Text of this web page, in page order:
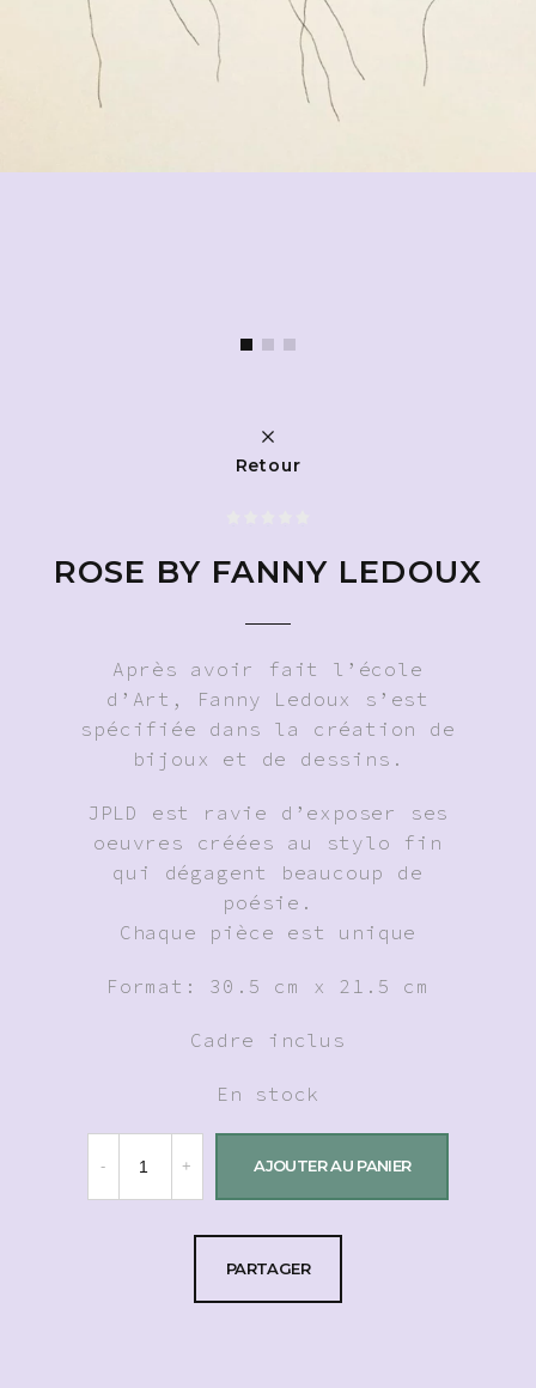
Retour
ROSE BY FANNY LEDOUX
Après avoir fait l’école
d’Art, Fanny Ledoux s’est
spécifiée dans la création de
bijoux et de dessins.
JPLD est ravie d’exposer ses
oeuvres créées au stylo fin
qui dégagent beaucoup de
poésie.
Chaque pièce est unique
Format: 30.5 cm x 21.5 cm
Cadre inclus
En stock
AJOUTER AU PANIER
PARTAGER